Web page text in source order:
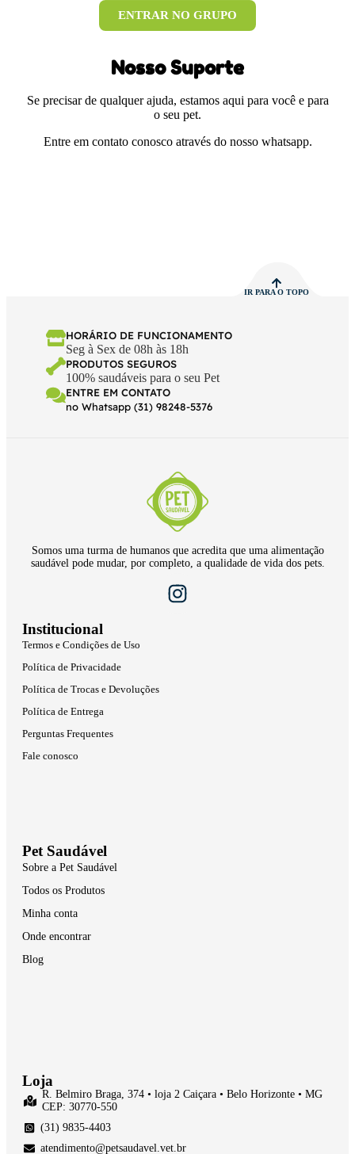
ENTRAR NO GRUPO
Nosso Suporte
Se precisar de qualquer ajuda, estamos aqui para você e para
o seu pet.
Entre em contato conosco através do nosso whatsapp.
IR PARA O TOPO
HORÁRIO DE FUNCIONAMENTO
Seg à Sex de 08h às 18h
PRODUTOS SEGUROS
100% saudáveis para o seu Pet
ENTRE EM CONTATO
no Whatsapp (31) 98248-5376
Somos uma turma de humanos que acredita que uma alimentação
saudável pode mudar, por completo, a qualidade de vida dos pets.
Institucional
Termos e Condições de Uso
Política de Privacidade
Política de Trocas e Devoluções
Política de Entrega
Perguntas Frequentes
Fale conosco
Pet Saudável
Sobre a Pet Saudável
Todos os Produtos
Minha conta
Onde encontrar
Blog
Loja
R. Belmiro Braga, 374 • loja 2 Caiçara • Belo Horizonte • MG
CEP: 30770-550
(31) 9835-4403
atendimento@petsaudavel.vet.br